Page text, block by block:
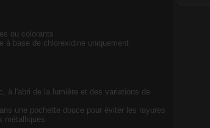
ou colorants
à base de chlorexidine uniquement
à l'abri de la lumière et des variations de
une pochette douce pour éviter les rayures
métalliques